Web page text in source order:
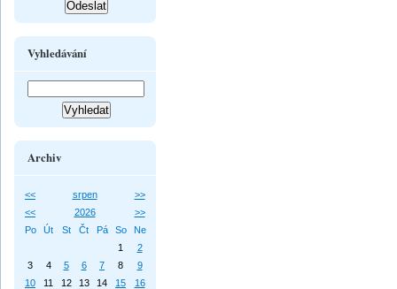
Vyhledávání
Archiv
<< srpen
>>
<<
2026
>>
Po
Út St Čt Pá So
Ne
1
2
3
4 5 6 7 8
9
10
11 12 13 14 15
16